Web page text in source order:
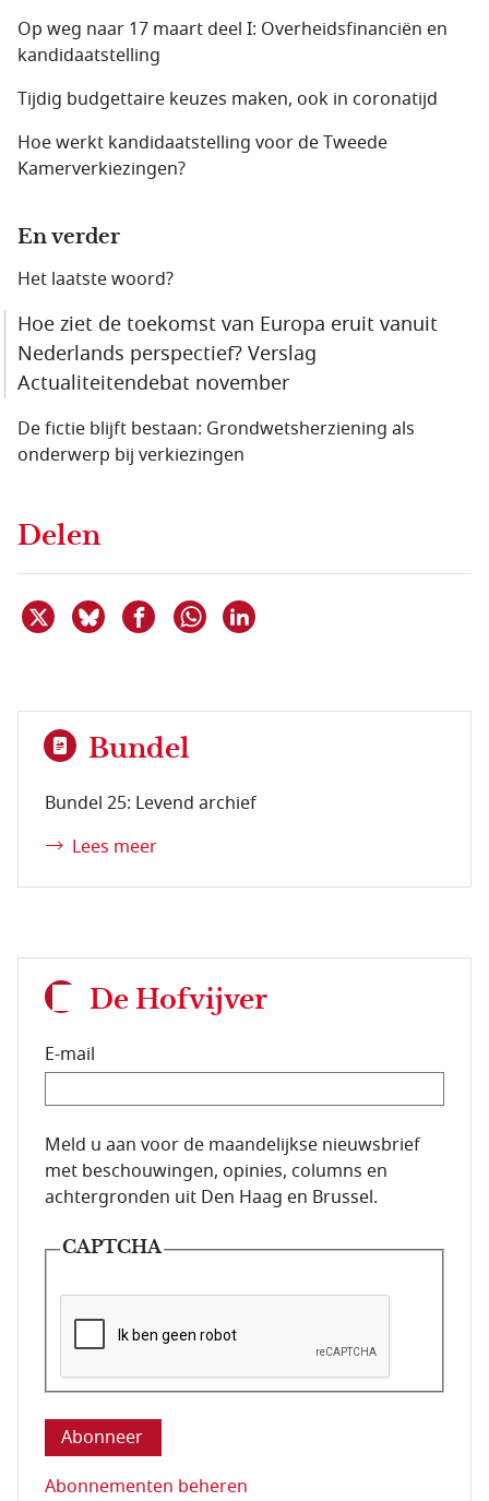
Op weg naar 17 maart deel I: Overheidsfinanciën en
kandidaatstelling
Tijdig budgettaire keuzes maken, ook in coronatijd
Hoe werkt kandidaatstelling voor de Tweede
Kamerverkiezingen?
En verder
Het laatste woord?
Hoe ziet de toekomst van Europa eruit vanuit
Nederlands perspectief? Verslag
Actualiteitendebat november
De fictie blijft bestaan: Grondwetsherziening als
onderwerp bij verkiezingen
Delen
Deel dit item op X
Deel dit item op Bluesky
Deel dit item op Facebook
Delen via WhatsApp
Bundel
Bundel 25: Levend archief
Lees meer
De Hofvijver
E-mail
E-mailadres van de abonnee.
Meld u aan voor de maandelijkse nieuwsbrief
met beschouwingen, opinies, columns en
achtergronden uit Den Haag en Brussel.
CAPTCHA
Deze vraag is om te controleren dat u een mens
Abonnementen beheren